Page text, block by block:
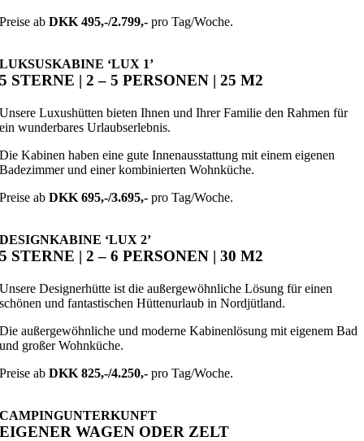
Preise abDKK 495,-/2.799,- pro Tag/Woche.
LUKSUSKABINE ‘LUX 1’
5 STERNE | 2 – 5 PERSONEN | 25 M2
Unsere Luxushütten bieten Ihnen und Ihrer Familie den Rahmen für
ein wunderbares Urlaubserlebnis.
Die Kabinen haben eine gute Innenausstattung mit einem eigenen
Badezimmer und einer kombinierten Wohnküche.
Preise abDKK 695,-/3.695,- pro Tag/Woche.
DESIGNKABINE ‘LUX 2’
5 STERNE | 2 – 6 PERSONEN | 30 M2
Unsere Designerhütte ist die außergewöhnliche Lösung für einen
schönen und fantastischen Hüttenurlaub in Nordjütland.
Die außergewöhnliche und moderne Kabinenlösung mit eigenem Bad
und großer Wohnküche.
Preise abDKK 825,-/4.250,- pro Tag/Woche.
CAMPINGUNTERKUNFT
EIGENER WAGEN ODER ZELT